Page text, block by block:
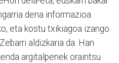
dena informazioa
eta kostu txikiagoa izango
aldizkaria da. Han
argitalpenek oraintsu